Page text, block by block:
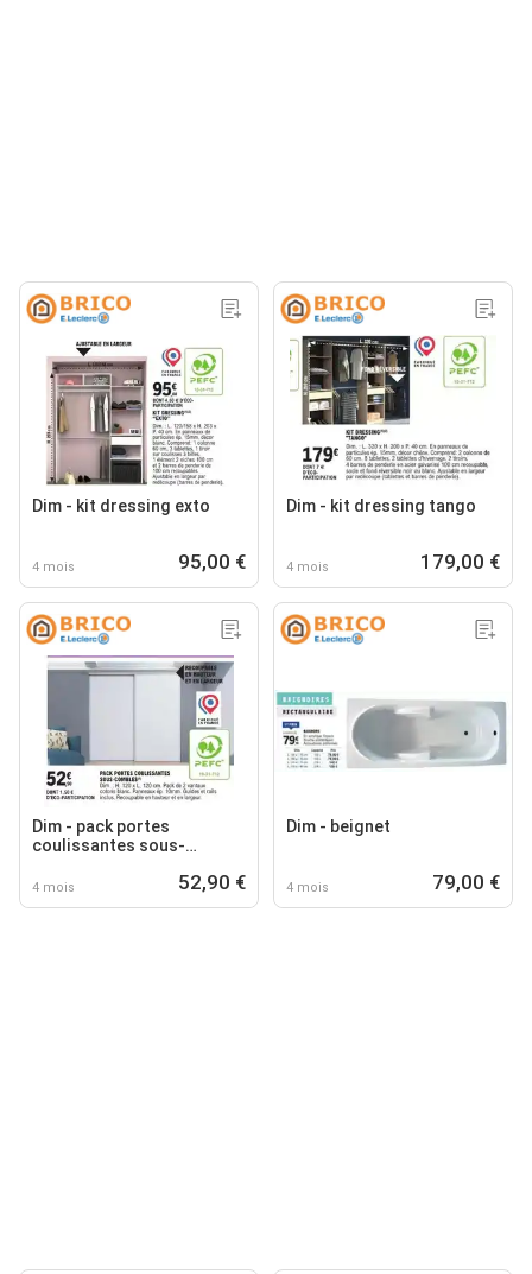
Dim - kit dressing exto
4 mois 95,00 €
Dim - kit dressing tango
4 mois 179,00 €
Dim - pack portes
coulissantes sous-
4 mois 52,90 €
Dim - beignet
4 mois 79,00 €